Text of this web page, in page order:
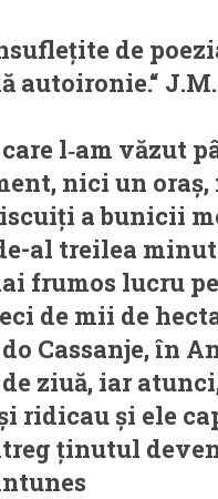
de
autoironie.“
l‑am văzut
nici un
a bunicii
al treilea
frumos lucru
de mii de
Cassanje, în
ziuă, iar
ridicau și ele
ținutul